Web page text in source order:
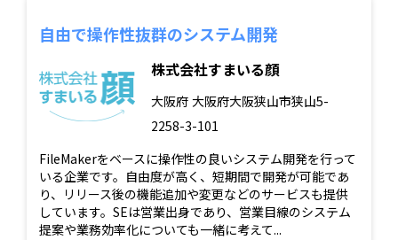
自由で操作性抜群のシステム開発
株式会社すまいる顔
大阪府 大阪府大阪狭山市狭山5-
2258-3-101
FileMakerをベースに操作性の良いシステム開発を行って
いる企業です。自由度が高く、短期間で開発が可能であ
り、リリース後の機能追加や変更などのサービスも提供
しています。SEは営業出身であり、営業目線のシステム
提案や業務効率化についても一緒に考えて...